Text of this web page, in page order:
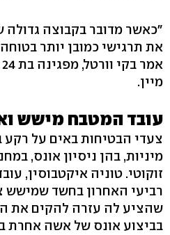
"כאשר מדובר בקבוצה גדולה
את תרגישי כמובן יותר
מיין.
עובד המטבח מישש
צעדי הבטיחות באים על רקע
מיניות, בהן ניסיון אונס,
שהציע לה עזרה להקים את
בביצוע אונס של אשה אחרת